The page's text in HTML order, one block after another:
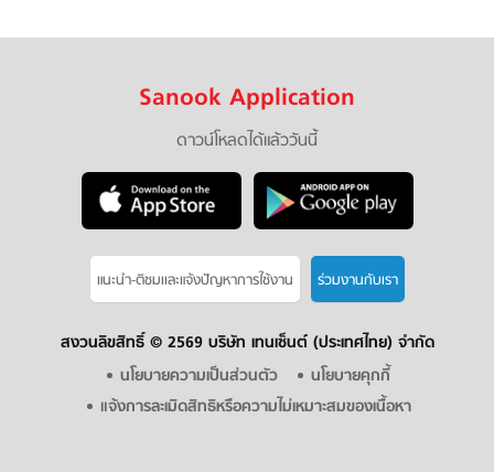
Sanook Application
ดาวน์โหลดได้แล้ววันนี้
แนะนำ-ติชมเเละแจ้งปัญหาการใช้งาน ร่วมงานกับเรา
สงวนลิขสิทธิ์ © 2569 บริษัท เทนเซ็นต์ (ประเทศไทย) จำกัด
นโยบายความเป็นส่วนตัว
นโยบายคุกกี้
แจ้งการละเมิดสิทธิหรือความไม่เหมาะสมของเนื้อหา